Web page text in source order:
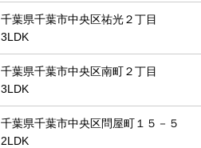
千葉県千葉市中央区祐光２丁目
3LDK
千葉県千葉市中央区南町２丁目
3LDK
千葉県千葉市中央区問屋町１５－５
2LDK